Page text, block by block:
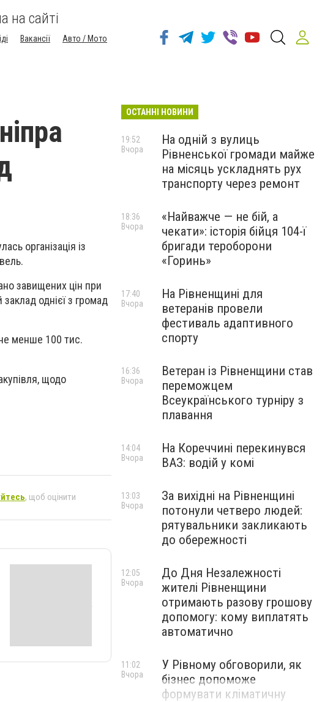
на сайті
Вакансії
Авто / Мото
організація із
завищених цін при
заклад однієї з громад
менше 100 тис.
щодо
, щоб оцінити
ОСТАННІ НОВИНИ
На одній з вулиць
Рівненської громади майже
на місяць ускладнять рух
транспорту через ремонт
19:52
Вчора
«Найважче — не бій, а
чекати»: історія бійця 104-ї
бригади тероборони
«Горинь»
18:36
Вчора
На Рівненщині для
ветеранів провели
фестиваль адаптивного
спорту
17:40
Вчора
Ветеран із Рівненщини став
переможцем
Всеукраїнського турніру з
плавання
16:36
Вчора
На Кореччині перекинувся
ВАЗ: водій у комі
14:04
Вчора
За вихідні на Рівненщині
потонули четверо людей:
рятувальники закликають
до обережності
13:03
Вчора
До Дня Незалежності
жителі Рівненщини
отримають разову грошову
допомогу: кому виплатять
автоматично
12:05
Вчора
У Рівному обговорили, як
бізнес допоможе
формувати кліматичну
11:02
Вчора